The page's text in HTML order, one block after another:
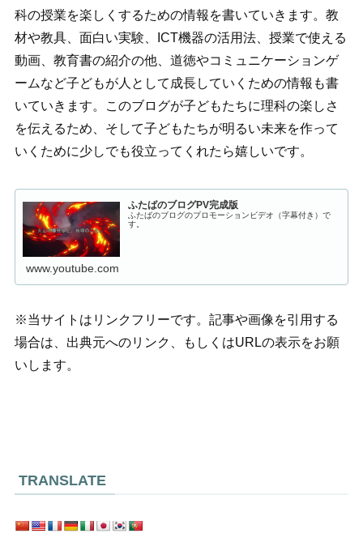
科の授業を楽しくするための情報を書いていきます。教
材や教具、面白い実験、ICT機器の活用法、授業で使える
動画、教育書の紹介の他、道徳やコミュニケーションゲ
ームなど子どもが人として成長していくための情報も書
いていきます。このブログが子どもたちに理科の楽しさ
を伝えるため、そして子どもたちが明るい未来を作って
いくために少しでも役立ってくれたら嬉しいです。
ふたばのブログPV完成版
ふたばのブログのプロモーションビデオ（字幕付き）で
す。
www.youtube.com
※当サイトはリンクフリーです。記事や画像を引用する
場合は、出典元へのリンク、もしくはURLの表示をお願
いします。
TRANSLATE